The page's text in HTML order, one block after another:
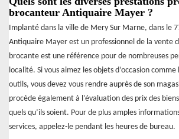
brocanteur Antiquaire Mayer ?
Implanté dans la ville de Mery Sur Marne, dans le
Antiquaire Mayer est un professionnel de la vente
brocante est une référence pour de nombreuses
localité. Si vous aimez les objets d’occasion
outils, vous devez vous rendre auprès de son
procède également à l’évaluation des prix des
quels qu’ils soient. Pour de plus amples
services, appelez-le pendant les heures de bureau.